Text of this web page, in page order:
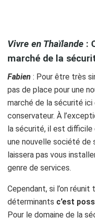
Vivre en Thaïlande :
marché de la
Fabien : Pour être très
pas de place pour une
marché de la sécurité
conservateur. À
la sécurité, il est difficile
une nouvelle société de
laissera pas vous
genre de services.
Cependant, si l’on
déterminants c’est
Pour le domaine de la